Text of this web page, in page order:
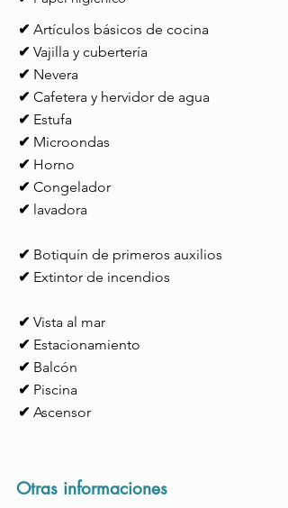
✔ Artículos básicos de cocina
✔ Vajilla y cubertería
✔ Nevera
✔ Cafetera y hervidor de agua
✔ Estufa
✔ Microondas
✔ Horno
✔ Congelador
✔ lavadora
✔ Botiquín de primeros auxilios
✔ Extintor de incendios
✔ Vista al mar
✔ Estacionamiento
✔ Balcón
✔ Piscina
✔ Ascensor
Otras informaciones